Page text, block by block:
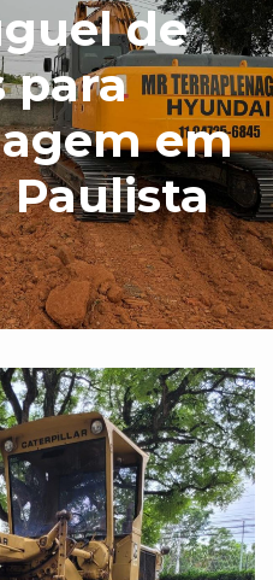
de
para
em
Paulista